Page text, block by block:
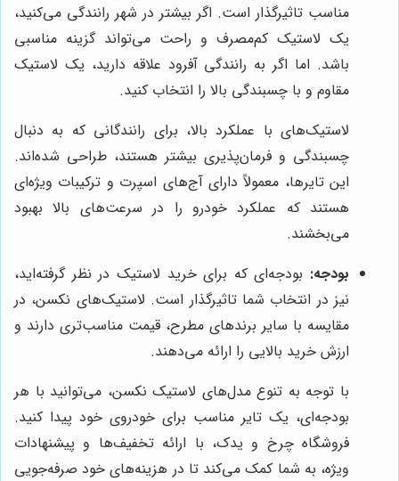
مناسب تاثیرگذار است. اگر بیشتر در شهر رانندگی می‌کنید،
یک لاستیک کم‌مصرف و راحت می‌تواند گزینه مناسبی
باشد. اما اگر به رانندگی آفرود علاقه دارید، یک لاستیک
مقاوم و با چسبندگی بالا را انتخاب کنید.
لاستیک‌های با عملکرد بالا، برای رانندگانی که به دنبال
چسبندگی و فرمان‌پذیری بیشتر هستند، طراحی شده‌اند.
این تایرها، معمولاً دارای آج‌های اسپرت و ترکیبات ویژه‌ای
هستند که عملکرد خودرو را در سرعت‌های بالا بهبود
می‌بخشند.
بودجه: بودجه‌ای که برای خرید لاستیک در نظر گرفته‌اید،
نیز در انتخاب شما تاثیرگذار است. لاستیک‌های نکسن، در
مقایسه با سایر برندهای مطرح، قیمت مناسب‌تری دارند و
ارزش خرید بالایی را ارائه می‌دهند.
با توجه به تنوع مدل‌های لاستیک نکسن، می‌توانید با هر
بودجه‌ای، یک تایر مناسب برای خودروی خود پیدا کنید.
فروشگاه چرخ و یدک، با ارائه تخفیف‌ها و پیشنهادات
ویژه، به شما کمک می‌کند تا در هزینه‌های خود صرفه‌جویی